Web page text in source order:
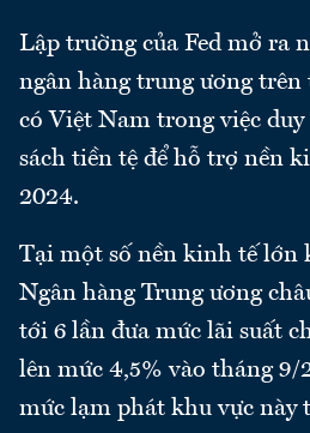
Lập trường của Fed mở ra
ngân hàng trung ương
có Việt Nam trong việc
sách tiền tệ để hỗ trợ nền
2024.
Tại một số nền kinh tế lớn
Ngân hàng Trung ương
tới 6 lần đưa mức lãi suất
lên mức 4,5% vào tháng 9/
mức lạm phát khu vực này